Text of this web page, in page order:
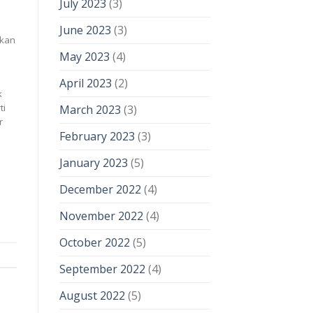
July 2023 (3)
June 2023 (3)
May 2023 (4)
April 2023 (2)
March 2023 (3)
February 2023 (3)
January 2023 (5)
December 2022 (4)
November 2022 (4)
October 2022 (5)
September 2022 (4)
August 2022 (5)